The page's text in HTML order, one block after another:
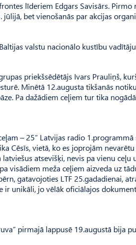
līderiem Edgars Savisārs.
bet vienošanās par akcijas
valstu nacionālo kustību
priekšsēdētājs Ivars Prauliņš,
Minētā 12.augusta tikšanās
Pa dažādiem ceļiem tur tika
– 25” Latvijas radio
Cēsīs, vietā, ko es joprojām
atsevišķi, nevis pa vienu ceļu
visādiem meža ceļiem aizveda uz
gatavojoties LTF 25.gadadienai,
ir unikāli, jo vēlāk oficiālajos
pirmajā lappusē 19.augustā bija